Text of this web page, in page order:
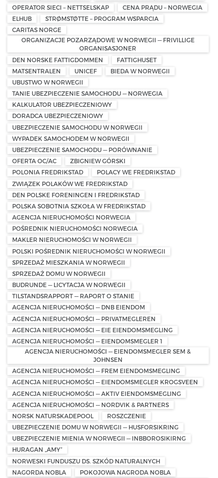
OPERATOR SIECI – NETTSELSKAP
CENA PRĄDU – NORWEGIA
ELHUB
STRØMSTØTTE – PROGRAM WSPARCIA
CARITAS NORGE
ORGANIZACJE POZARZĄDOWE W NORWEGII — FRIVILLIGE
ORGANISASJONER
DEN NORSKE FATTIGDOMMEN
FATTIGHUSET
MATSENTRALEN
UNICEF
BIEDA W NORWEGII
UBUSTWO W NORWEGII
TANIE UBEZPIECZENIE SAMOCHODU — NORWEGIA
KALKULATOR UBEZPIECZENIOWY
DORADCA UBEZPIECZENIOWY
UBEZPIECZENIE SAMOCHODU W NORWEGII
WYPADEK SAMOCHODEM W NORWEGII
UBEZPIECZENIE SAMOCHODU — PORÓWNANIE
OFERTA OC/AC
ZBIGNIEW GÓRSKI
POLONIA FREDRIKSTAD
POLACY WE FREDRIKSTAD
ZWIĄZEK POLAKÓW WE FREDRIKSTAD
DEN POLSKE FORENINGEN I FREDRIKSTAD
POLSKA SOBOTNIA SZKOŁA W FREDRIKSTAD
AGENCJA NIERUCHOMOŚCI NORWEGIA
POŚREDNIK NIERUCHOMOŚCI NORWEGIA
MAKLER NIERUCHOMOŚCI W NORWEGII
POLSKI POŚREDNIK NIERUCHOMOŚCI W NORWEGII
SPRZEDAŻ MIESZKANIA W NORWEGII
SPRZEDAŻ DOMU W NORWEGII
BUDRUNDE — LICYTACJA W NORWEGII
TILSTANDSRAPPORT — RAPORT O STANIE
AGENCJA NIERUCHOMOŚCI — DNB EIENDOM
AGENCJA NIERUCHOMOŚCI — PRIVATMEGLEREN
AGENCJA NIERUCHOMOŚCI — EIE EIENDOMSMEGLING
AGENCJA NIERUCHOMOŚCI — EIENDOMSMEGLER 1
AGENCJA NIERUCHOMOŚCI — EIENDOMSMEGLER SEM &
JOHNSEN
AGENCJA NIERUCHOMOŚCI — FREM EIENDOMSMEGLING
AGENCJA NIERUCHOMOŚCI — EIENDOMSMEGLER KROGSVEEN
AGENCJA NIERUCHOMOŚCI — AKTIV EIENDOMSMEGLING
AGENCJA NIERUCHOMOŚCI — NORDVIK & PARTNERS
NORSK NATURSKADEPOOL
ROSZCZENIE
UBEZPIECZENIE DOMU W NORWEGII — HUSFORSIKRING
UBEZPIECZENIE MIENIA W NORWEGII — INBBOROSIKIRNG
HURAGAN „AMY”
NORWESKI FUNDUSZU DS. SZKÓD NATURALNYCH
NAGORDA NOBLA
POKOJOWA NAGRODA NOBLA